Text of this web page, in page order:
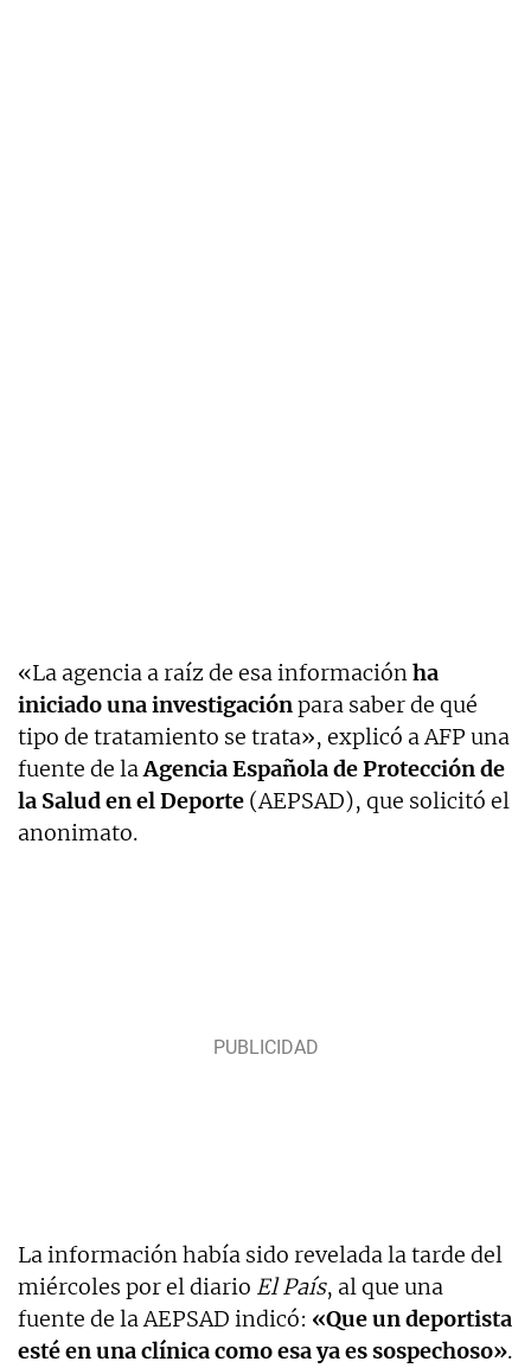
«La agencia a raíz de esa informaciónha
iniciado una investigaciónpara saber de qué
tipo de tratamiento se trata», explicó a AFP una
fuente de laAgencia Española de Protección de
la Salud en el Deporte (AEPSAD), que solicitó el
anonimato.
La información había sido revelada la tarde del
miércoles por el diario El País, al que una
fuente de la AEPSAD indicó: «Que un deportista
esté en una clínica como esa ya es sospechoso».